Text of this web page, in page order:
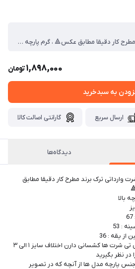
🔺تی شرت وارداتی ترک برند مطرح کار دقیقا مطابق عکس🔺 ، گرم پارچه بالا ، فری سایز ، قد کار : 67 ، عرض سینه : 53 ، قد آستین از یقه : 36 ، ❌تمامی تی شرت ها کشسانی دارن اختلاف سایز ۱ الی ۳ سانت را در نظر بگیرید ، رنگ و جنس پارچه مدل ها از آنچه که در تصویر میبینید بسیار شارپ تر و با کیفیت تر هستش❌
1,898,000تومان
به سبدخرید
ارسال سریع گارانتی اصالت کالا
دیدگاه‌ها
وارداتی ترک برند مطرح کار دقیقا مطابق
بالا
: 53
از یقه : 36
❌تمامی تی شرت ها کشسانی دارن اختلاف سایز ۱ الی ۳
در نظر بگیرید
پارچه مدل ها از آنچه که در تصویر